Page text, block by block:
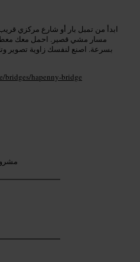
ابدأ من تمبل بار أو شارع مركزي
مسار مشي قصير. احمل معك
بسرعة. اصنع لنفسك زاوية تصوير
bridges/hapenny-bridge